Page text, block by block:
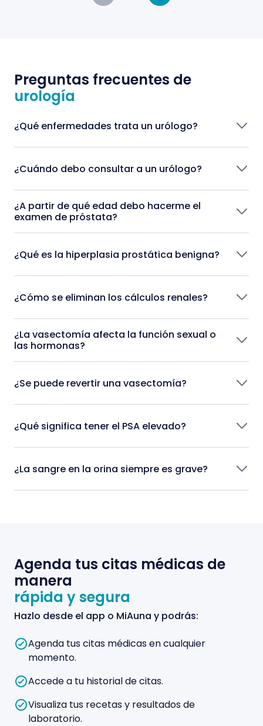
Preguntas frecuentes de
urología
¿Qué enfermedades trata un urólogo?
¿Cuándo debo consultar a un urólogo?
¿A partir de qué edad debo hacerme el
examen de próstata?
¿Qué es la hiperplasia prostática benigna?
¿Cómo se eliminan los cálculos renales?
¿La vasectomía afecta la función sexual o
las hormonas?
¿Se puede revertir una vasectomía?
¿Qué significa tener el PSA elevado?
¿La sangre en la orina siempre es grave?
Agenda tus citas médicas de
manera
rápida y segura
Hazlo desde el app o MiAuna y podrás:
Agenda tus citas médicas en cualquier
momento.
Accede a tu historial de citas.
Visualiza tus recetas y resultados de
laboratorio.